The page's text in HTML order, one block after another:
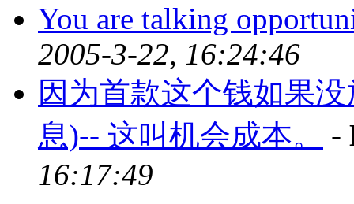
You are talking
2005-3-22, 16:24:46
因为首款这个钱如果
息)-- 这叫机会成本。
-
16:17:49